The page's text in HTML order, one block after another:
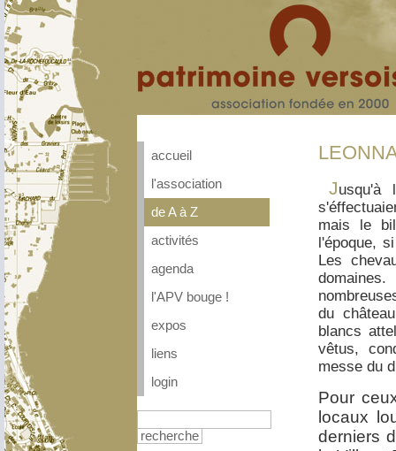
accueil
l'association
de A à Z
activités
agenda
l'APV bouge !
expos
liens
login
recherche
Jusqu'à
mais le
l'époque,
Les
du
blancs
vêtus,
messe du
Pour
locaux
derniers